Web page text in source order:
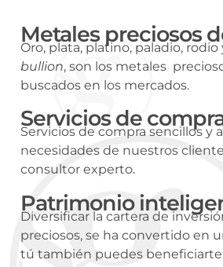
Metales preciosos
Oro, plata, platino, paladio,
bullion, son los metales
buscados en los mercados.
Servicios de
Servicios de compra sencillos y
necesidades de nuestros
consultor experto.
Patrimonio
Diversificar la cartera de
preciosos, se ha convertido en
tú también puedes